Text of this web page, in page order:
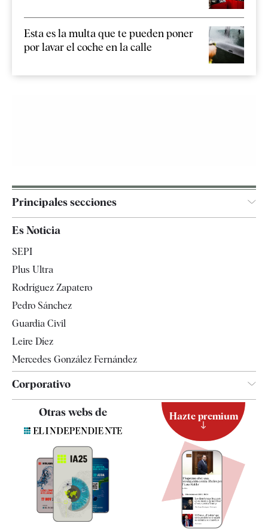
Esta es la multa que te pueden poner
por lavar el coche en la calle
Principales secciones
Televisión
Es Noticia
SEPI
Plus Ultra
Rodríguez Zapatero
Pedro Sánchez
Guardia Civil
Leire Díez
Mercedes González Fernández
Corporativo
Quiénes somos
Especificaciones
Otras webs de Hazte premium